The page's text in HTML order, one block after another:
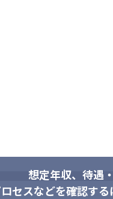
領域の開発に、
取り組める環境や文化があ
想定年収、待遇
セスなどを確認す